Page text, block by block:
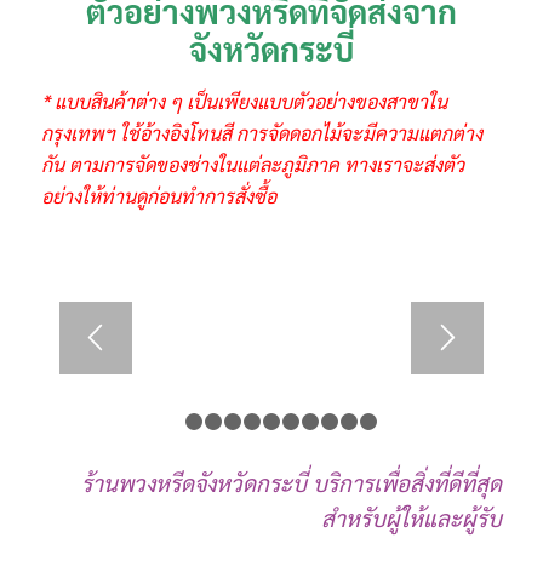
ตัวอย่างพวงหรีดที่จัดส่งจาก
จังหวัดกระบี่
* แบบสินค้าต่าง ๆ เป็นเพียงแบบตัวอย่างของสาขาใน
กรุงเทพฯ ใช้อ้างอิงโทนสี การจัดดอกไม้จะมีความแตกต่าง
กัน ตามการจัดของช่างในแต่ละภูมิภาค ทางเราจะส่งตัว
อย่างให้ท่านดูก่อนทำการสั่งซื้อ
1 2 3 4 5
ร้านพวงหรีดจังหวัดกระบี่ บริการเพื่อสิ่งที่ดีที่สุด
สำหรับผู้ให้และผู้รับ